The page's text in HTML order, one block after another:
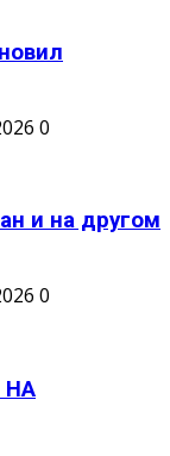
0
и на другом
0
НА